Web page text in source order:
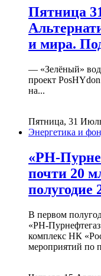
Пятница
и мира.
— «Зелёный»
проект
на...
Пятница, 31
Энергетика и
«РН-
почти 20
полугодие
В первом
«РН-
комплекс НК
мероприятий по